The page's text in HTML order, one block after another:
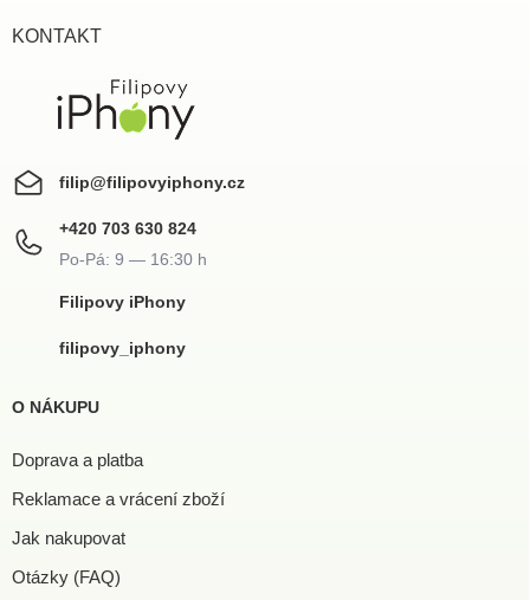
KONTAKT
filip@filipovyiphony.cz
+420 703 630 824
Filipovy iPhony
filipovy_iphony
O NÁKUPU
Doprava a platba
Reklamace a vrácení zboží
Jak nakupovat
Otázky (FAQ)